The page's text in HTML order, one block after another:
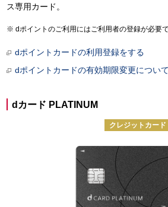
ス専用カード。
dポイントのご利用にはご利用者の登録が必要で
dポイントカードの利用登録をする
dポイントカードの有効期限変更について
dカード PLATINUM
クレジットカード